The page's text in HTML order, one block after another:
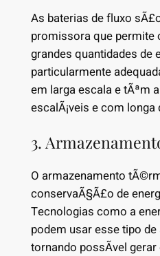
As baterias de fluxo
promissora que permite
grandes quantidades de
particularmente
em larga escala e tÃªm
escalÃ¡veis e com longa
3.
O armazenamento
conservaÃ§Ã£o de
Tecnologias como a
podem usar esse tipo
tornando possÃ­vel